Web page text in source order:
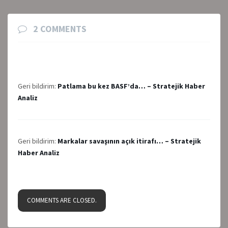
2 COMMENTS
Geri bildirim: Patlama bu kez BASF’da… – Stratejik Haber
Analiz
Geri bildirim: Markalar savaşının açık itirafı… – Stratejik
Haber Analiz
COMMENTS ARE CLOSED.